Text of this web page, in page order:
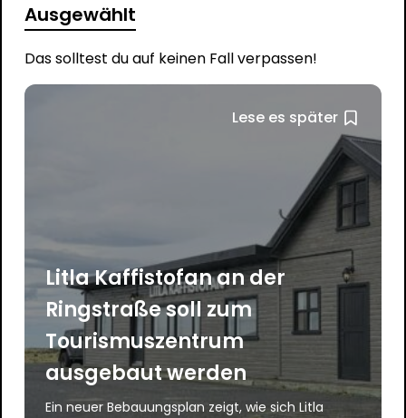
Ausgewählt
Das solltest du auf keinen Fall verpassen!
Lese es später
Litla Kaffistofan an der
Ringstraße soll zum
Tourismuszentrum
ausgebaut werden
Ein neuer Bebauungsplan zeigt, wie sich Litla